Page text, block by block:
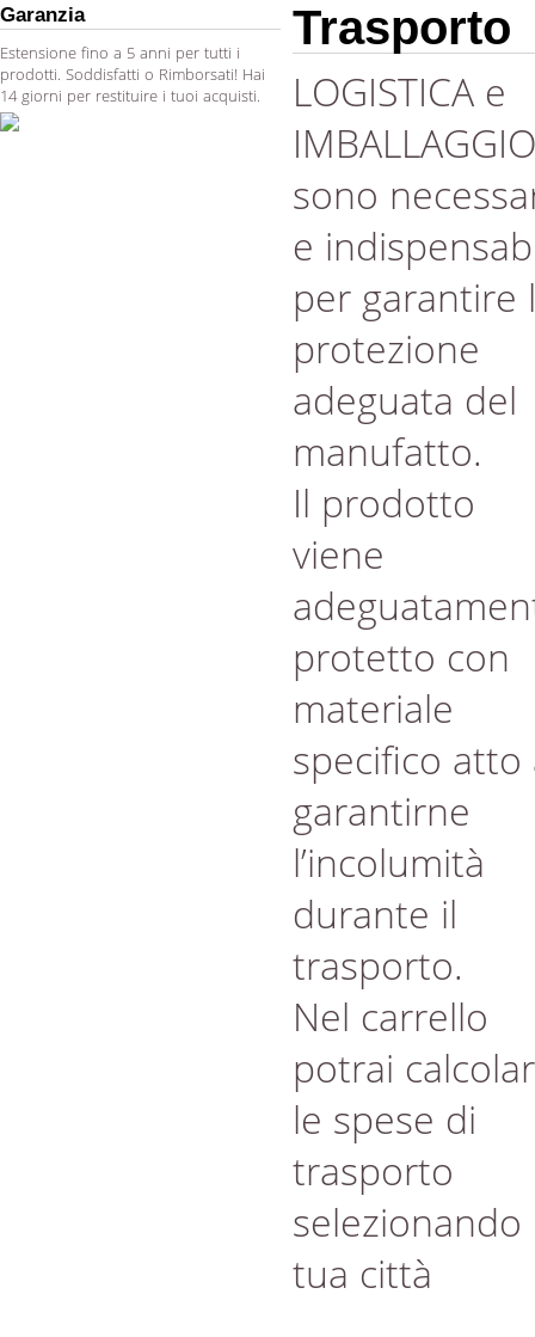
Garanzia
Estensione fino a 5 anni per tutti i
prodotti. Soddisfatti o Rimborsati! Hai
14 giorni per restituire i tuoi acquisti.
Trasporto
LOGISTICA e
IMBALLAGGIO
sono
e
per garantire
protezione
adeguata del
manufatto.
Il prodotto
viene
protetto con
materiale
specifico atto
garantirne
l’incolumità
durante il
trasporto.
Nel carrello
potrai
le spese di
trasporto
selezionando
tua città